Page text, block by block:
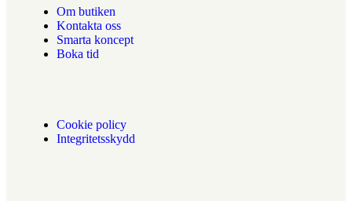
Om butiken
Kontakta oss
Smarta koncept
Boka tid
Cookie policy
Integritetsskydd